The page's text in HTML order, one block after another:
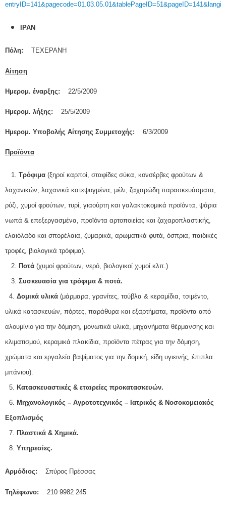
ΙΡΑΝ
Πόλη: ΤΕΧΕΡΑΝΗ
Αίτηση
Ημερομ. έναρξης: 22/5/2009
Ημερομ. λήξης: 25/5/2009
Ημερομ. Υποβολής Αίτησης Συμμετοχής: 6/3/2009
Προϊόντα
1. Τρόφιμα (ξηροί καρποί, σταφίδες σύκα, κονσέρβες φρούτων &
λαχανικών, λαχανικά κατεψυγμένα, μέλι, ζαχαρώδη παρασκευάσματα,
ρύζι, χυμοί φρούτων, τυρί, γιαούρτη και γαλακτοκομικά προϊόντα, ψάρια
νωπά & επεξεργασμένα, προϊόντα αρτοποιείας και ζαχαροπλαστικής,
ελαιόλαδο και σπορέλαια, ζυμαρικά, αρωματικά φυτά, όσπρια, παιδικές
τροφές, βιολογικά τρόφιμα).
2. Ποτά (χυμοί φρούτων, νερό, βιολογικοί χυμοί κλπ.)
3. Συσκευασία για τρόφιμα & ποτά.
4. Δομικά υλικά (μάρμαρα, γρανίτες, τούβλα & κεραμίδια, τσιμέντο,
υλικά κατασκευών, πόρτες, παράθυρα και εξαρτήματα, προϊόντα από
αλουμίνιο για την δόμηση, μονωτικά υλικά, μηχανήματα θέρμανσης και
κλιματισμού, κεραμικά πλακίδια, προϊόντα πέτρας για την δόμηση,
χρώματα και εργαλεία βαψίματος για την δομική, είδη υγιεινής, έπιπλα
μπάνιου).
5. Κατασκευαστικές & εταιρείες προκατασκευών.
6. Μηχανολογικός – Αγροτοτεχνικός – Ιατρικός & Νοσοκομειακός
Εξοπλισμός
7. Πλαστικά & Χημικά.
8. Υπηρεσίες.
Αρμόδιος: Σπύρος Πρέσσας
Τηλέφωνο: 210 9982 245